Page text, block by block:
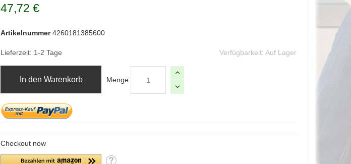
47,72 €
Verfügbarkeit: Auf Lager
Artikelnummer 4260181385600
Lieferzeit: 1-2 Tage
Menge
In den Warenkorb
Checkout now